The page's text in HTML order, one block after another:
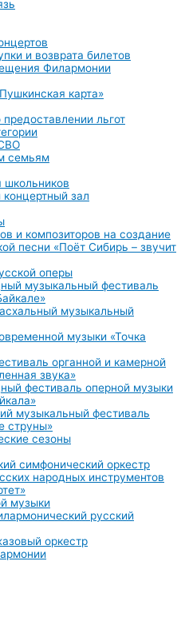
и возврата билетов
Филармонии
карта»
льгот
семьям
школьников
зал
и композиторов на создание
песни «Поёт Сибирь – звучит
оперы
музыкальный фестиваль
музыкальный
музыки «Точка
органной и камерной
звука»
фестиваль оперной музыки
музыкальный фестиваль
струны»
сезоны
симфонический оркестр
народных инструментов
музыки
русский
оркестр